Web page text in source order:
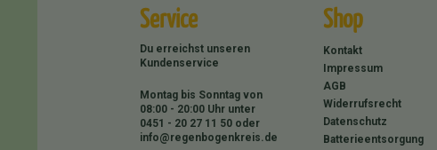
Service
Du erreichst unseren
Kundenservice
Montag bis Sonntag von
08:00 - 20:00 Uhr unter
0451 - 20 27 11 50 oder
info@regenbogenkreis.de
Shop
Kontakt
Impressum
AGB
Widerrufsrecht
Datenschutz
Batterieentsorgung